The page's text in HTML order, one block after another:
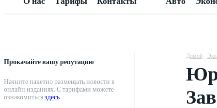
Прокачайте вашу репутацию
Начните пакетно размещать новости в
онлайн изданиях. С тарифами можете
ознакомитьсяздесь
Домой